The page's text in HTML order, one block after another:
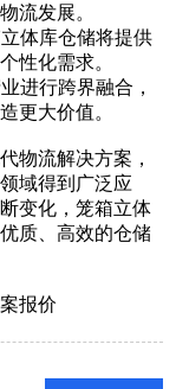
流发展。
体库仓储将提供
性化需求。
进行跨界融合，
更大价值。
物流解决方案，
域得到广泛应
变化，笼箱立体
质、高效的仓储
报价